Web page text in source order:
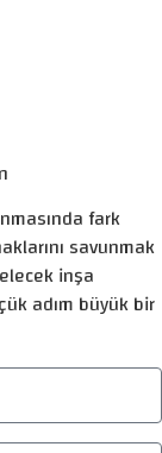
fark
savunmak
inşa
adım büyük bir